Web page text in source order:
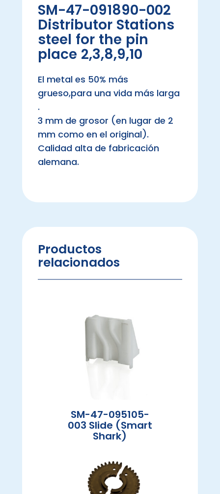
SM-47-091890-002
Distributor Stations
steel for the pin
place 2,3,8,9,10
El metal es 50% más
grueso,para una vida más larga
.
3 mm de grosor (en lugar de 2
mm como en el original).
Calidad alta de fabricación
alemana.
Productos
relacionados
SM-47-095105-
003 Slide (Smart
Shark)